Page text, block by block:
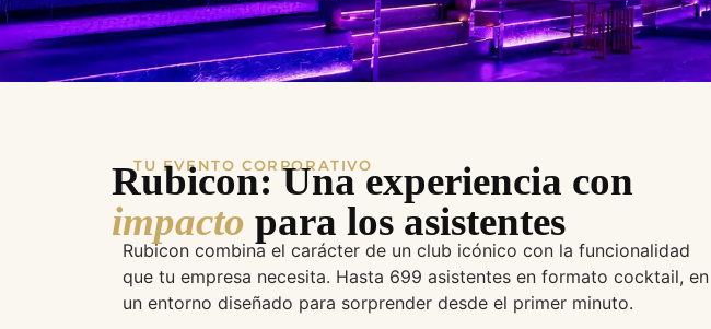
TU EVENTO CORPORATIVO
Rubicon: Una experiencia con
impacto para los asistentes
Rubicon combina el carácter de un club icónico con la funcionalidad
que tu empresa necesita. Hasta 699 asistentes en formato cocktail, en
un entorno diseñado para sorprender desde el primer minuto.